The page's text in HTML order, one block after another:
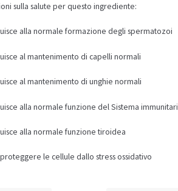
sulla salute per questo ingrediente:
alla normale formazione degli spermatozoi
al mantenimento di capelli normali
al mantenimento di unghie normali
alla normale funzione del Sistema
alla normale funzione tiroidea
le cellule dallo stress ossidativo